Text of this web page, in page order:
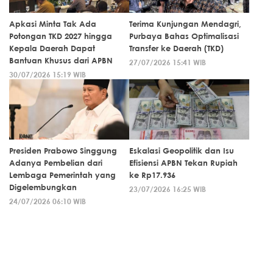
Apkasi Minta Tak Ada
Potongan TKD 2027 hingga
Kepala Daerah Dapat
Bantuan Khusus dari APBN
30/07/2026 15:19 WIB
Terima Kunjungan Mendagri,
Purbaya Bahas Optimalisasi
Transfer ke Daerah (TKD)
27/07/2026 15:41 WIB
Presiden Prabowo Singgung
Adanya Pembelian dari
Lembaga Pemerintah yang
Digelembungkan
24/07/2026 06:10 WIB
Eskalasi Geopolitik dan Isu
Efisiensi APBN Tekan Rupiah
ke Rp17.936
23/07/2026 16:25 WIB